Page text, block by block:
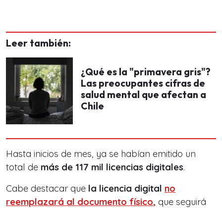
Leer también:
¿Qué es la "primavera gris"?
Las preocupantes cifras de
salud mental que afectan a
Chile
Hasta inicios de mes, ya se habían emitido un
total de más de 117 mil licencias digitales.
Cabe destacar que la licencia digital no
reemplazará al documento físico, que seguirá